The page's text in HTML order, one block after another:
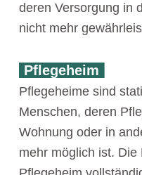
deren Versorgung in
nicht mehr
Pflegeheim
Pflegeheime sind
Menschen, deren
Wohnung oder in
mehr möglich ist.